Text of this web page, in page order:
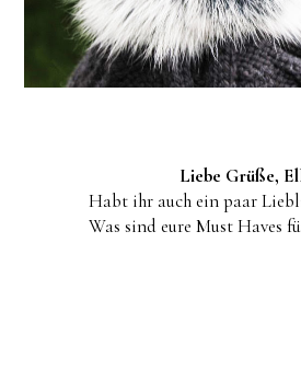
Liebe Grüße,
Habt ihr auch ein paar
Was sind eure Must Haves